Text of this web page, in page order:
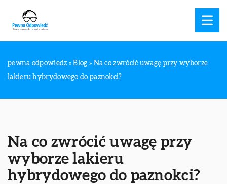
pewna odpowiedz »Blog » Na co zwrócić uwagę przy wyborze
lakieru hybrydowego do paznokci?
Na co zwrócić uwagę przy
wyborze lakieru
hybrydowego do paznokci?